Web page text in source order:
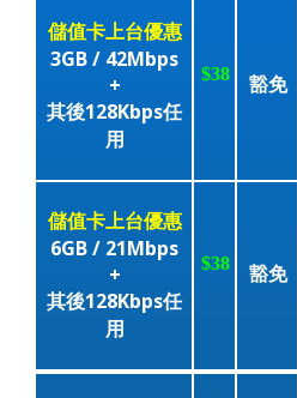
儲值卡上台優惠
3GB / 42Mbps
+
其後128Kbps任
用
$38
豁免
儲值卡上台優惠
6GB / 21Mbps
+
其後128Kbps任
用
$38
豁免